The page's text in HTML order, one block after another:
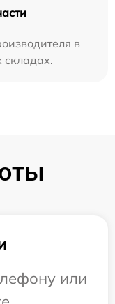
в
складах.
или